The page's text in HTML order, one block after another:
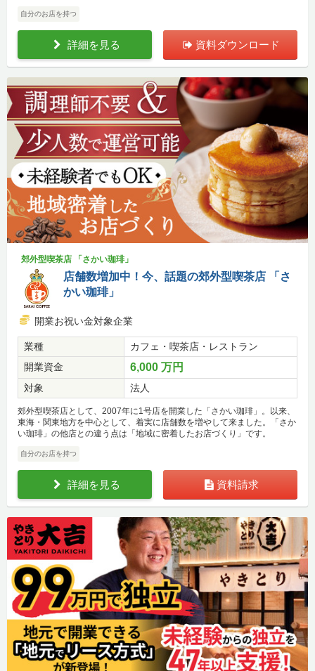
自分のお店を持つ
詳細を見る 資料ダウンロード
郊外型喫茶店 「さかい珈琲」
店舗数増加中！今、話題の郊外型喫茶店 「さ
かい珈琲」
開業お祝い金対象企業
業種
カフェ・喫茶店・レストラン
開業資金
6,000 万円
対象 法人
郊外型喫茶店として、2007年に1号店を開業した「さかい珈琲」。以来、
東海・関東地方を中心として、着実に店舗数を増やして来ました。「さか
い珈琲」の他店との違う点は「地域に密着したお店づくり」です。
自分のお店を持つ
詳細を見る 資料請求